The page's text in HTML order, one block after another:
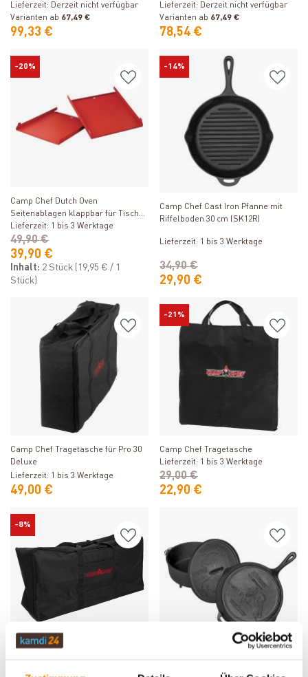
Pad und Reinigungsschaber
Lieferzeit: Derzeit nicht verfügbar
Varianten ab 67,49 €
99,33 €
Pad und Reinigungsschaber
Lieferzeit: Derzeit nicht verfügbar
Varianten ab 67,49 €
78,54 €
-20%
Camp Chef Dutch Oven
Seitenablagen klappbar für Tisch
CT38
Lieferzeit: 1 bis 3 Werktage
39,90 €
49,90 €
Inhalt: 2 Stück
(19,95 € / 1
Stück)
-14%
Produkt ansehen
Camp Chef Cast Iron Pfanne mit
Riffelboden 30 cm (SK12R)
Lieferzeit: 1 bis 3 Werktage
29,90 €
34,90 €
Produkt ansehen
Camp Chef Tragetasche für Pro 30
Deluxe
Lieferzeit: 1 bis 3 Werktage
49,00 €
-21%
Produkt ansehen
Camp Chef Tragetasche
Lieferzeit: 1 bis 3 Werktage
22,90 €
29,00 €
-8%
Produkt ansehen
Produkt ansehen